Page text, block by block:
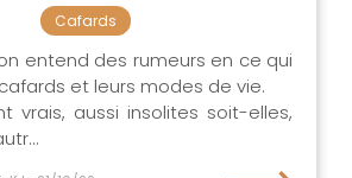
Cafards
entend des rumeurs en ce qui
et leurs modes de vie.
vrais, aussi insolites soit-elles,